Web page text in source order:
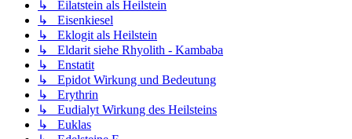
↳ Eilatstein als Heilstein
↳ Eisenkiesel
↳ Eklogit als Heilstein
↳ Eldarit siehe Rhyolith - Kambaba
↳ Enstatit
↳ Epidot Wirkung und Bedeutung
↳ Erythrin
↳ Eudialyt Wirkung des Heilsteins
↳ Euklas